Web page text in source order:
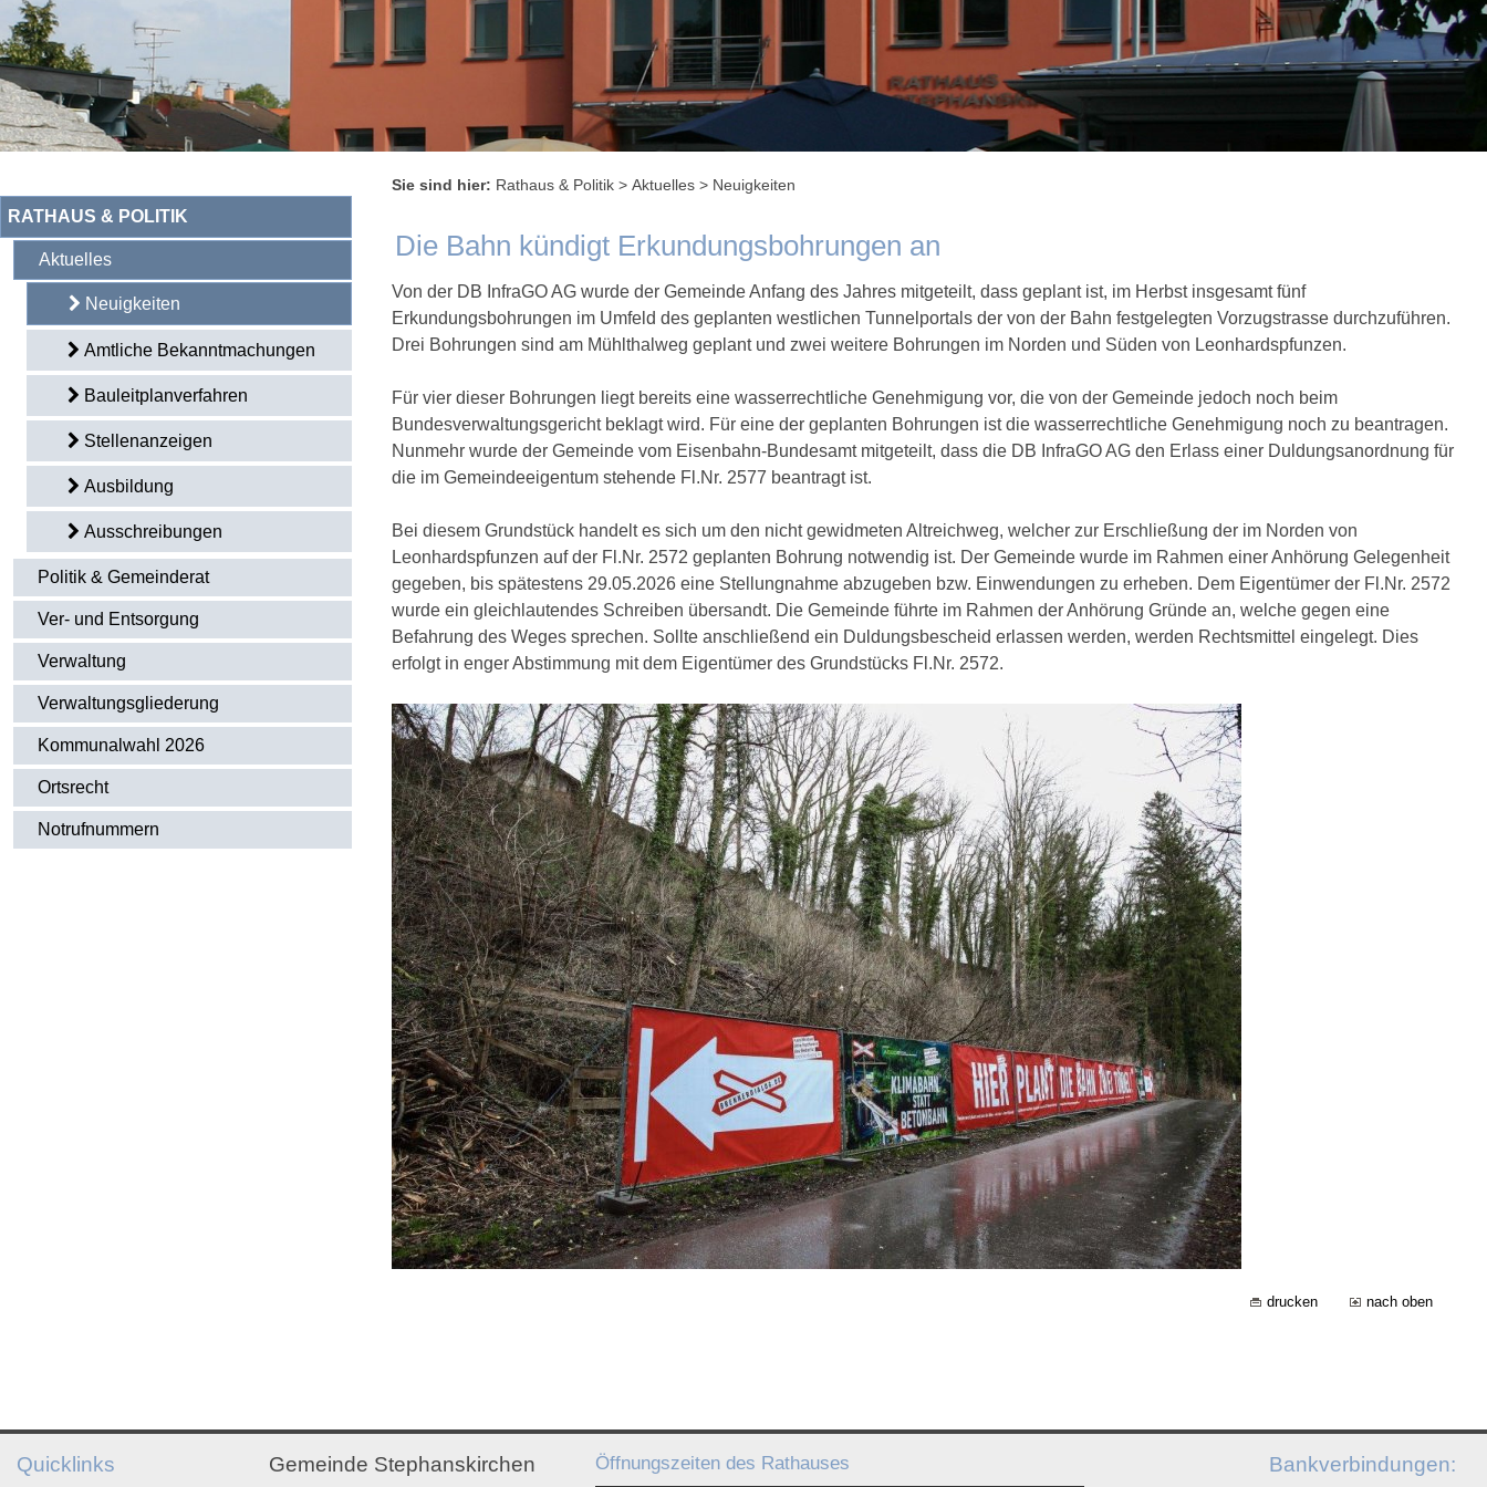
RATHAUS & POLITIK
Aktuelles
Neuigkeiten
Amtliche Bekanntmachungen
Bauleitplanverfahren
Stellenanzeigen
Ausbildung
Ausschreibungen
Politik & Gemeinderat
Ver- und Entsorgung
Verwaltung
Verwaltungsgliederung
Kommunalwahl 2026
Ortsrecht
Notrufnummern
Sie sind hier: Rathaus & Politik > Aktuelles > Neuigkeiten
Die Bahn kündigt Erkundungsbohrungen an
Von der DB InfraGO AG wurde der Gemeinde Anfang des Jahres mitgeteilt, dass geplant ist, im Herbst insgesamt fünf
Erkundungsbohrungen im Umfeld des geplanten westlichen Tunnelportals der von der Bahn festgelegten Vorzugstrasse durchzuführen.
Drei Bohrungen sind am Mühlthalweg geplant und zwei weitere Bohrungen im Norden und Süden von Leonhardspfunzen.
Für vier dieser Bohrungen liegt bereits eine wasserrechtliche Genehmigung vor, die von der Gemeinde jedoch noch beim
Bundesverwaltungsgericht beklagt wird. Für eine der geplanten Bohrungen ist die wasserrechtliche Genehmigung noch zu beantragen.
Nunmehr wurde der Gemeinde vom Eisenbahn-Bundesamt mitgeteilt, dass die DB InfraGO AG den Erlass einer Duldungsanordnung für
die im Gemeindeeigentum stehende Fl.Nr. 2577 beantragt ist.
Bei diesem Grundstück handelt es sich um den nicht gewidmeten Altreichweg, welcher zur Erschließung der im Norden von
Leonhardspfunzen auf der Fl.Nr. 2572 geplanten Bohrung notwendig ist. Der Gemeinde wurde im Rahmen einer Anhörung Gelegenheit
gegeben, bis spätestens 29.05.2026 eine Stellungnahme abzugeben bzw. Einwendungen zu erheben. Dem Eigentümer der Fl.Nr. 2572
wurde ein gleichlautendes Schreiben übersandt. Die Gemeinde führte im Rahmen der Anhörung Gründe an, welche gegen eine
Befahrung des Weges sprechen. Sollte anschließend ein Duldungsbescheid erlassen werden, werden Rechtsmittel eingelegt. Dies
erfolgt in enger Abstimmung mit dem Eigentümer des Grundstücks Fl.Nr. 2572.
drucken nach oben
Quicklinks Gemeinde Stephanskirchen Öffnungszeiten des Rathauses Bankverbindungen: